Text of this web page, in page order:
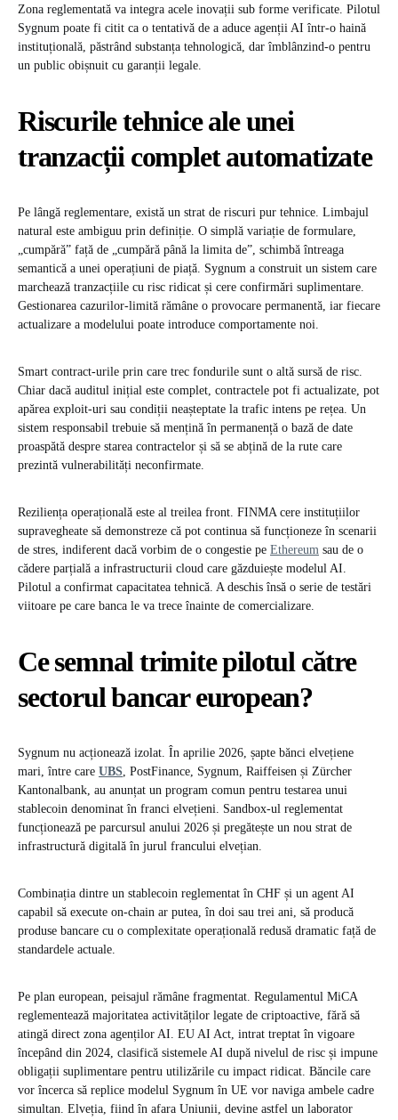
Zona reglementată va integra acele inovații sub forme verificate. Pilotul
Sygnum poate fi citit ca o tentativă de a aduce agenții AI într-o haină
instituțională, păstrând substanța tehnologică, dar îmblânzind-o pentru
un public obișnuit cu garanții legale.
Riscurile tehnice ale unei
tranzacții complet automatizate
Pe lângă reglementare, există un strat de riscuri pur tehnice. Limbajul
natural este ambiguu prin definiție. O simplă variație de formulare,
„cumpără” față de „cumpără până la limita de”, schimbă întreaga
semantică a unei operațiuni de piață. Sygnum a construit un sistem care
marchează tranzacțiile cu risc ridicat și cere confirmări suplimentare.
Gestionarea cazurilor-limită rămâne o provocare permanentă, iar fiecare
actualizare a modelului poate introduce comportamente noi.
Smart contract-urile prin care trec fondurile sunt o altă sursă de risc.
Chiar dacă auditul inițial este complet, contractele pot fi actualizate, pot
apărea exploit-uri sau condiții neașteptate la trafic intens pe rețea. Un
sistem responsabil trebuie să mențină în permanență o bază de date
proaspătă despre starea contractelor și să se abțină de la rute care
prezintă vulnerabilități neconfirmate.
Reziliența operațională este al treilea front. FINMA cere instituțiilor
supravegheate să demonstreze că pot continua să funcționeze în scenarii
de stres, indiferent dacă vorbim de o congestie pe Ethereum sau de o
cădere parțială a infrastructurii cloud care găzduiește modelul AI.
Pilotul a confirmat capacitatea tehnică. A deschis însă o serie de testări
viitoare pe care banca le va trece înainte de comercializare.
Ce semnal trimite pilotul către
sectorul bancar european?
Sygnum nu acționează izolat. În aprilie 2026, șapte bănci elvețiene
mari, între care UBS, PostFinance, Sygnum, Raiffeisen și Zürcher
Kantonalbank, au anunțat un program comun pentru testarea unui
stablecoin denominat în franci elvețieni. Sandbox-ul reglementat
funcționează pe parcursul anului 2026 și pregătește un nou strat de
infrastructură digitală în jurul francului elvețian.
Combinația dintre un stablecoin reglementat în CHF și un agent AI
capabil să execute on-chain ar putea, în doi sau trei ani, să producă
produse bancare cu o complexitate operațională redusă dramatic față de
standardele actuale.
Pe plan european, peisajul rămâne fragmentat. Regulamentul MiCA
reglementează majoritatea activităților legate de criptoactive, fără să
atingă direct zona agenților AI. EU AI Act, intrat treptat în vigoare
începând din 2024, clasifică sistemele AI după nivelul de risc și impune
obligații suplimentare pentru utilizările cu impact ridicat. Băncile care
vor încerca să replice modelul Sygnum în UE vor naviga ambele cadre
simultan. Elveția, fiind în afara Uniunii, devine astfel un laborator